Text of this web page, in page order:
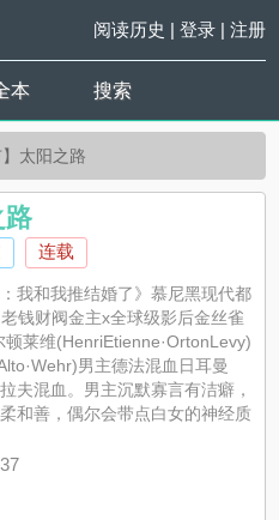
阅读历史 | 登录| 注册
本 搜索
】太阳之路
路
连载
我和我推结婚了》慕尼黑现代都
钱财阀金主x全球级影后金丝雀
顿莱维(HenriEtienne·OrtonLevy)
男主德法混血日耳曼
夫混血。男主沉默寡言有洁癖，
和善，偶尔会带点白女的神经质
身心唯一一见钟情但是没长
期...
精心创作的言情肉文，3V小说
最新章节并且提供无弹窗阅